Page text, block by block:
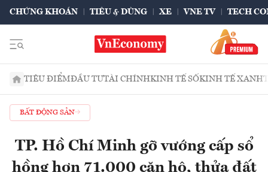
CHỨNG KHOÁN TIÊU & DÙNG XE VNE TV TECH
TIÊU ĐIỂMĐẦU TƯTÀI CHÍNHKINH TẾ SỐKINH TẾ XANH
BẤT ĐỘNG SẢN
TP. Hồ Chí Minh gỡ vướng cấp sổ
hồng hơn 71.000 căn hộ, thửa đất